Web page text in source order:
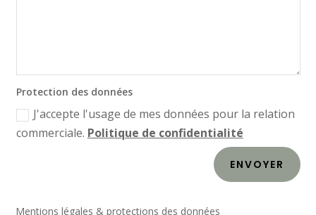
Protection des données
J'accepte l'usage de mes données pour la relation
commerciale. Politique de confidentialité
ENVOYER
Mentions légales & protections des données